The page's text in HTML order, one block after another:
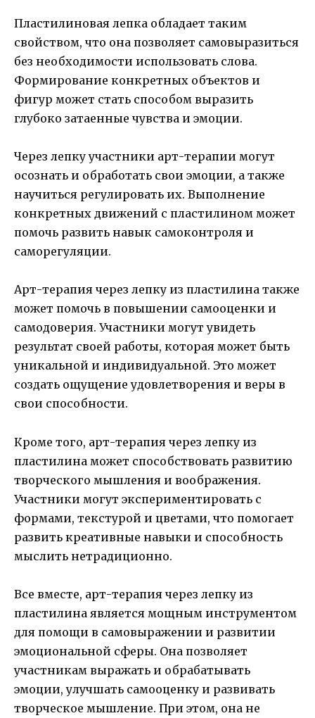
Пластилиновая лепка обладает таким
свойством, что она позволяет самовыразиться
без необходимости использовать слова.
Формирование конкретных объектов и
фигур может стать способом выразить
глубоко затаенные чувства и эмоции.
Через лепку участники арт-терапии могут
осознать и обработать свои эмоции, а также
научиться регулировать их. Выполнение
конкретных движений с пластилином может
помочь развить навык самоконтроля и
саморегуляции.
Арт-терапия через лепку из пластилина также
может помочь в повышении самооценки и
самодоверия. Участники могут увидеть
результат своей работы, которая может быть
уникальной и индивидуальной. Это может
создать ощущение удовлетворения и веры в
свои способности.
Кроме того, арт-терапия через лепку из
пластилина может способствовать развитию
творческого мышления и воображения.
Участники могут экспериментировать с
формами, текстурой и цветами, что помогает
развить креативные навыки и способность
мыслить нетрадиционно.
Все вместе, арт-терапия через лепку из
пластилина является мощным инструментом
для помощи в самовыражении и развитии
эмоциональной сферы. Она позволяет
участникам выражать и обрабатывать
эмоции, улучшать самооценку и развивать
творческое мышление. При этом, она не